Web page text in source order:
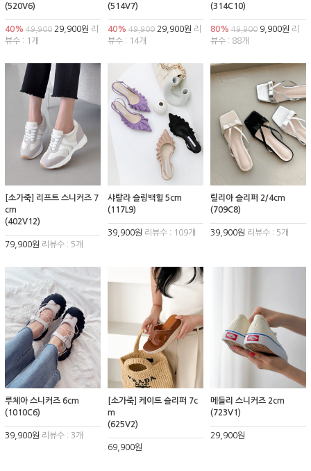
(520V6)
40% 49,900 29,900원 리
뷰수 : 1개
(514V7)
40% 49,90029,900원 리
뷰수 : 14개
(314C10)
80% 49,9009,900원 리
뷰수 : 88개
[소가죽] 리프트 스니커즈 7
cm
(402V12)
79,900원 리뷰수 : 5개
샤랄라 슬링백힐 5cm
(117L9)
39,900원 리뷰수 : 109개
릴리아 슬리퍼 2/4cm
(709C8)
39,900원 리뷰수 : 5개
루체아 스니커즈 6cm
(1010C6)
39,900원 리뷰수 : 3개
[소가죽] 케이트 슬리퍼 7c
m
(625V2)
69,900원
메들리 스니커즈 2cm
(723V1)
29,900원